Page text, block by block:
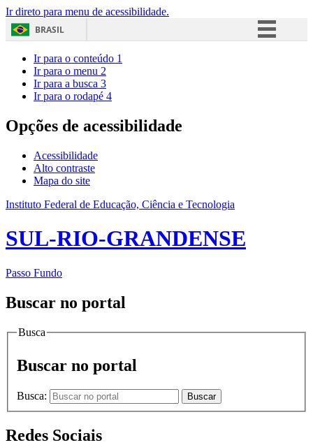
Ir direto para menu de acessibilidade.
BRASIL
Acesso à informação
Ir para o conteúdo 1
Ir para o menu 2
Ir para a busca 3
Ir para o rodapé 4
Opções de acessibilidade
Acessibilidade
Alto contraste
Mapa do site
Instituto Federal de Educação, Ciência e Tecnologia
SUL-RIO-GRANDENSE
Passo Fundo
Buscar no portal
Busca
Buscar no portal
Busca: Buscar
Redes Sociais